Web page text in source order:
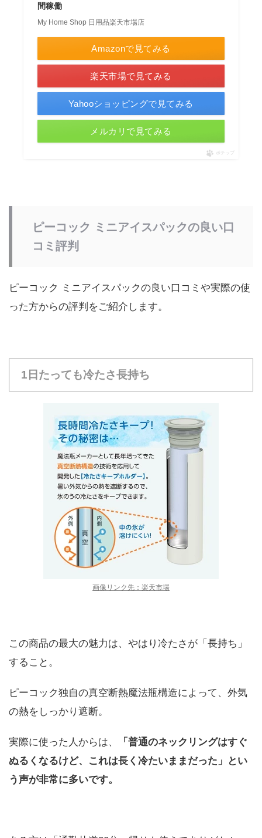
間稼働
My Home Shop 日用品楽天市場店
Amazonで見てみる
楽天市場で見てみる
Yahooショッピングで見てみる
メルカリで見てみる
ポチップ
ピーコック ミニアイスパックの良い口
コミ評判
ピーコック ミニアイスパックの良い口コミや実際の使
った方からの評判をご紹介します。
1日たっても冷たさ長持ち
画像リンク先：楽天市場
この商品の最大の魅力は、やはり冷たさが「長持ち」
すること。
ピーコック独自の真空断熱魔法瓶構造によって、外気
の熱をしっかり遮断。
実際に使った人からは、
「普通のネックリングはすぐ
ぬるくなるけど、これは長く冷たいままだった」とい
う声が非常に多いです。